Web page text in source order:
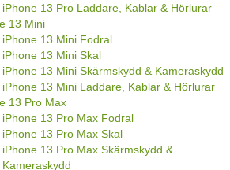
iPhone 13 Pro Laddare, Kablar & Hörlurar
13 Mini
iPhone 13 Mini Fodral
iPhone 13 Mini Skal
iPhone 13 Mini Skärmskydd & Kameraskydd
iPhone 13 Mini Laddare, Kablar & Hörlurar
13 Pro Max
iPhone 13 Pro Max Fodral
iPhone 13 Pro Max Skal
iPhone 13 Pro Max Skärmskydd &
Kameraskydd